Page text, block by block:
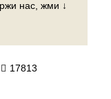
нас, жми ↓
17813